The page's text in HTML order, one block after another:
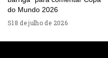
do Mundo 2026
18 de julho de 2026